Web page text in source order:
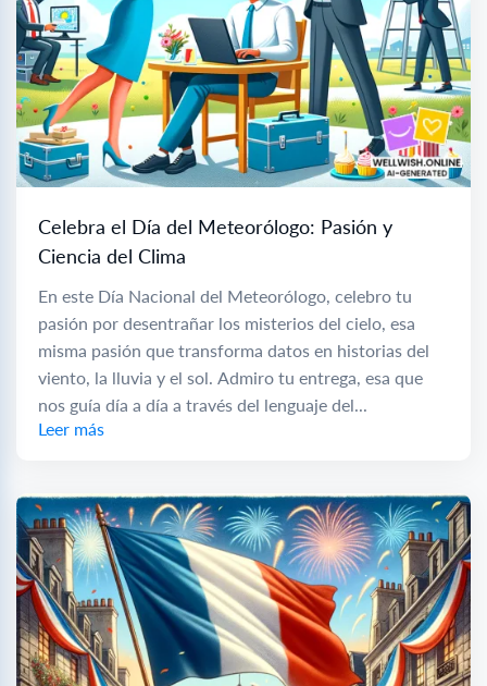
Celebra el Día del Meteorólogo: Pasión y
Ciencia del Clima
En este Día Nacional del Meteorólogo, celebro tu
pasión por desentrañar los misterios del cielo, esa
misma pasión que transforma datos en historias del
viento, la lluvia y el sol. Admiro tu entrega, esa que
nos guía día a día a través del lenguaje del...
Leer más